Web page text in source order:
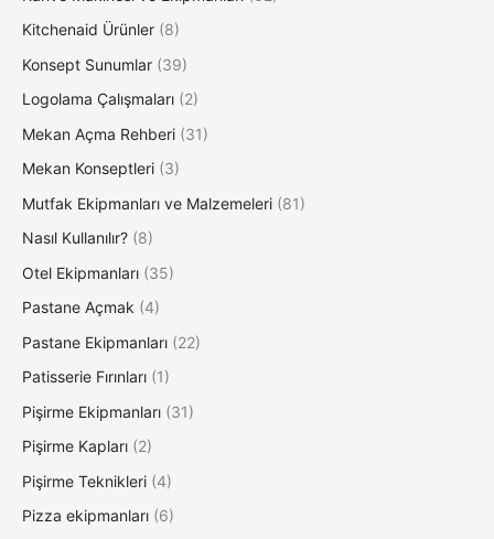
Kitchenaid Ürünler (8)
Konsept Sunumlar (39)
Logolama Çalışmaları (2)
Mekan Açma Rehberi (31)
Mekan Konseptleri (3)
Mutfak Ekipmanları ve Malzemeleri (81)
Nasıl Kullanılır? (8)
Otel Ekipmanları (35)
Pastane Açmak (4)
Pastane Ekipmanları (22)
Patisserie Fırınları (1)
Pişirme Ekipmanları (31)
Pişirme Kapları (2)
Pişirme Teknikleri (4)
Pizza ekipmanları (6)